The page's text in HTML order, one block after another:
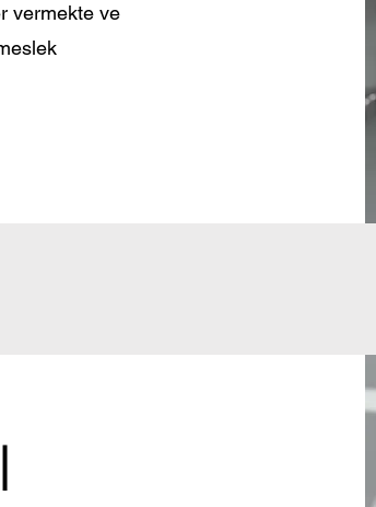
vermekte ve